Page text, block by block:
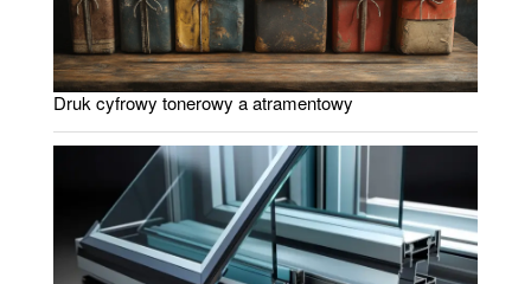
Druk cyfrowy tonerowy a atramentowy